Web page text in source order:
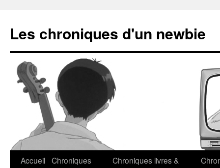
Les chroniques d'un newbie
Accueil Chroniques
Chroniques livres &